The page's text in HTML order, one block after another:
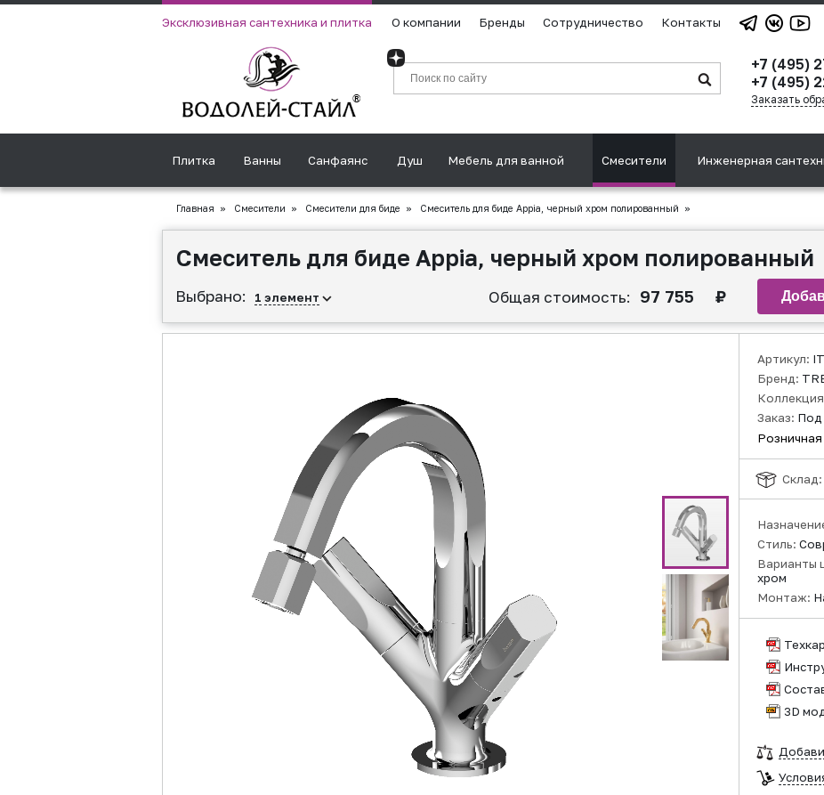
Эксклюзивная сантехника и плитка О компании Бренды Сотрудничество Контакты
+7 (495)
+7 (495)
Заказать
Плитка Ванны Санфаянс Душ Мебель для ванной Смесители Инженерная
Главная » Смесители » Смесители для биде » Смеситель для биде Appia, черный хром полированный »
Смеситель для биде Appia, черный хром полированный
Выбрано: 1 элемент Общая стоимость: 97 755 ₽
Артикул:
Бренд:
Заказ: Под
Склад:
Стиль:
Варианты
хром
Монтаж:
3D